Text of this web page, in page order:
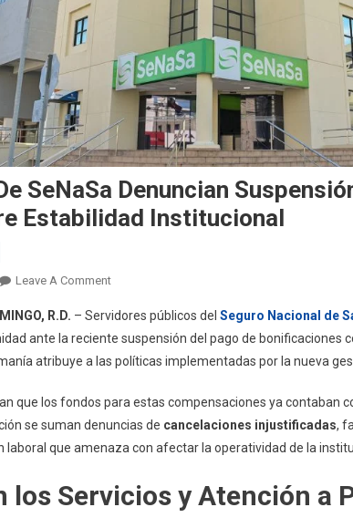
SeNaSa Denuncian
Estabilidad Institucional
Leave A CommentOn
De
SeNaSa
Denuncian
De
Bonificaciones
Y
Sobre
R.D. – Servidores públicos del Seguro Nacional de
ante la reciente suspensión del pago de bonificaciones
atribuye a las políticas implementadas por la nueva
que los fondos para estas compensaciones ya contaban
se suman denuncias de cancelaciones injustificadas,
laboral que amenaza con afectar la operatividad de la
los Servicios y Atención a